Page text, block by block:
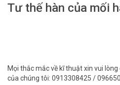
Tư thế hàn của mối
Mọi thắc mắc về kĩ thuật xin vui
của chúng tôi: 0913308425 /